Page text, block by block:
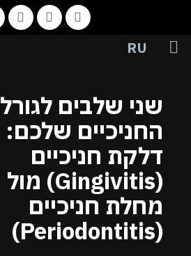
RU
שני שלבים לגורל
החניכיים שלכם:
דלקת חניכיים
(Gingivitis) מול
מחלת חניכיים
(Periodontitis)